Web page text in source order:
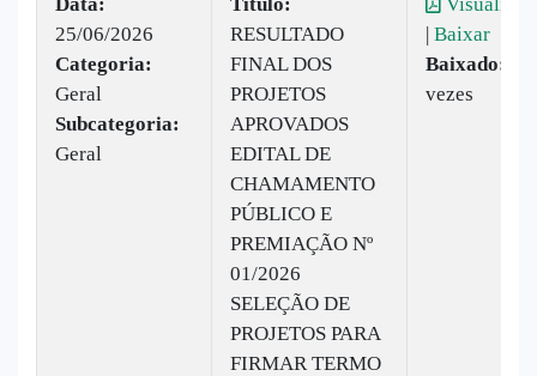
25/06/2026
Categoria:
Geral
Subcategoria:
Geral
RESULTADO
FINAL DOS
PROJETOS
APROVADOS
EDITAL DE
CHAMAMENTO
PÚBLICO E
PREMIAÇÃO Nº
01/2026
SELEÇÃO DE
PROJETOS PARA
FIRMAR TERMO
| Baixar
Baixado:
vezes